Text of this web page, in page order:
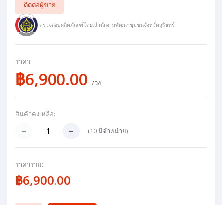
ติดต่อผู้ขาย
ตรวจสอบผลิตภัณฑ์โดย:สำนักงานพัฒนาชุมชนจังหวัดสุรินทร์
ราคา:
฿6,900.00 /วง
สินค้าคงเหลือ:
(10มีจำหน่าย)
ราคารวม:
฿6,900.00